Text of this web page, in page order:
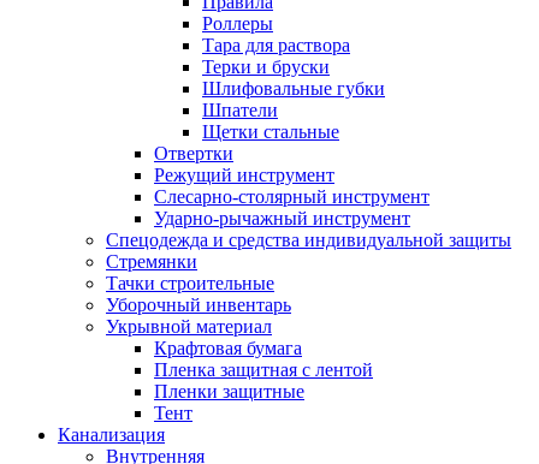
Роллеры
Тара для раствора
Терки и бруски
Шлифовальные губки
Шпатели
Щетки стальные
Отвертки
Режущий инструмент
Слесарно-столярный инструмент
Ударно-рычажный инструмент
Спецодежда и средства индивидуальной защиты
Стремянки
Тачки строительные
Уборочный инвентарь
Укрывной материал
Крафтовая бумага
Пленка защитная с лентой
Пленки защитные
Тент
Канализация
Внутренняя